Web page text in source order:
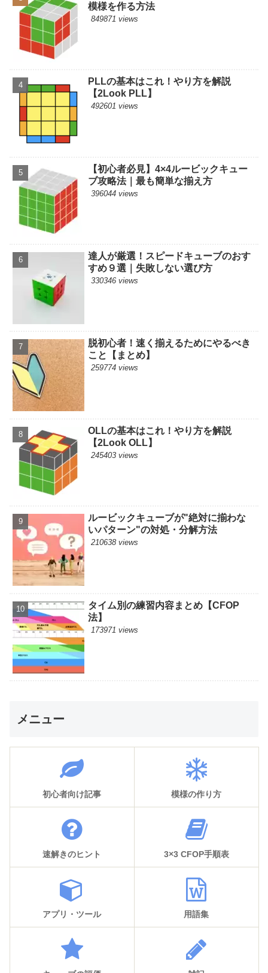
模様を作る方法
849871 views
PLLの基本はこれ！やり方を解説
【2Look PLL】
492601 views
【初心者必見】4×4ルービックキュー
ブ攻略法｜最も簡単な揃え方
396044 views
達人が厳選！スピードキューブのおす
すめ９選｜失敗しない選び方
330346 views
脱初心者！速く揃えるためにやるべき
こと【まとめ】
259774 views
OLLの基本はこれ！やり方を解説
【2Look OLL】
245403 views
ルービックキューブが"絶対に揃わな
いパターン"の対処・分解方法
210638 views
タイム別の練習内容まとめ【CFOP
法】
173971 views
メニュー
初心者向け記事 模様の作り方
速解きのヒント 3×3 CFOP手順表
アプリ・ツール 用語集